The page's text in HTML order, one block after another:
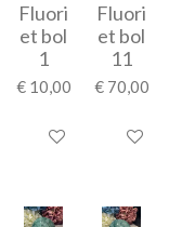
Fluori
et bol
1
€ 10,00
In winkelwagen
Fluori
et bol
11
€ 70,00
In